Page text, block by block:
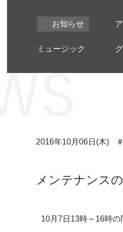
お知らせ
ミュージック
2016年10月06日(木)
メンテナンス
10月7日13時～16時